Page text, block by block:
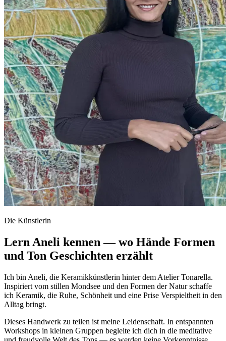
Die Künstlerin
Lern Aneli kennen — wo Hände Formen
und Ton Geschichten erzählt
Ich bin Aneli, die Keramikkünstlerin hinter dem Atelier Tonarella.
Inspiriert vom stillen Mondsee und den Formen der Natur schaffe
ich Keramik, die Ruhe, Schönheit und eine Prise Verspieltheit in den
Alltag bringt.
Dieses Handwerk zu teilen ist meine Leidenschaft. In entspannten
Workshops in kleinen Gruppen begleite ich dich in die meditative